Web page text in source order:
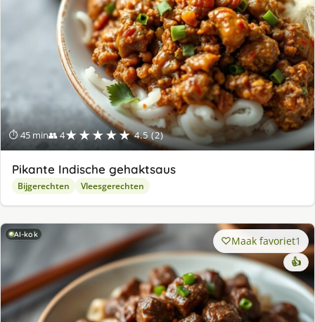
⏱ 45 min👥 4★★★★★ 4.5 (2)
Pikante Indische gehaktsaus
Bijgerechten Vleesgerechten
AI-kok Maak favoriet1
👍